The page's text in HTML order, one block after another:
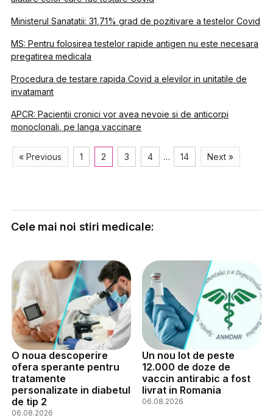
Ministerul Sanatatii: 31,71% grad de pozitivare a testelor Covid
MS: Pentru folosirea testelor rapide antigen nu este necesara
pregatirea medicala
Procedura de testare rapida Covid a elevilor in unitatile de
invatamant
APCR: Pacientii cronici vor avea nevoie si de anticorpi
monoclonali, pe langa vaccinare
« Previous 1 2 3 4 … 14 Next »
Cele mai noi stiri medicale:
O noua descoperire
ofera sperante pentru
tratamente
personalizate in diabetul
de tip 2
06.08.2026
Un nou lot de peste
12.000 de doze de
vaccin antirabic a fost
livrat in Romania
06.08.2026